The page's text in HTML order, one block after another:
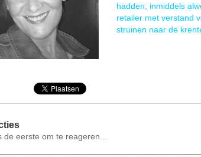
hadden, inmiddels
retailer met verstand
struinen naar de
de eerste om te reageren...